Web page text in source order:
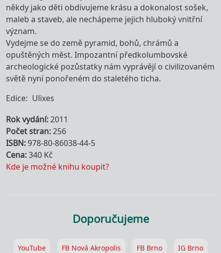
někdy jako děti obdivujeme krásu a dokonalost sošek,
maleb a staveb, ale nechápeme jejich hluboký vnitřní
význam.
Vydejme se do země pyramid, bohů, chrámů a
opuštěných měst. Impozantní předkolumbovské
archeologické pozůstatky nám vyprávějí o civilizovaném
světě nyní ponořeném do staletého ticha.
Edice
Ulixes
Rok vydání 2011
Počet stran 256
ISBN 978-80-86038-44-5
Cena 340 Kč
Kde je možné knihu koupit?
Doporučujeme
YouTube FB Nová Akropolis FB Brno IG Brno